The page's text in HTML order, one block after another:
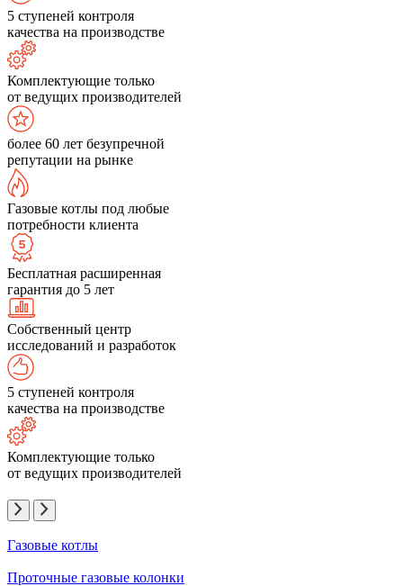
5 ступеней контроля
качества на производстве
Комплектующие только
от ведущих производителей
более 60 лет безупречной
репутации на рынке
Газовые котлы под любые
потребности клиента
Бесплатная расширенная
гарантия до 5 лет
Собственный центр
исследований и разработок
5 ступеней контроля
качества на производстве
Комплектующие только
от ведущих производителей
Газовые котлы
Проточные газовые колонки